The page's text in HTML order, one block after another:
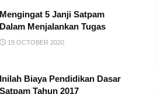
Mengingat 5 Janji Satpam
Dalam Menjalankan Tugas
19 OCTOBER 2020
Inilah Biaya Pendidikan Dasar
Satpam Tahun 2017